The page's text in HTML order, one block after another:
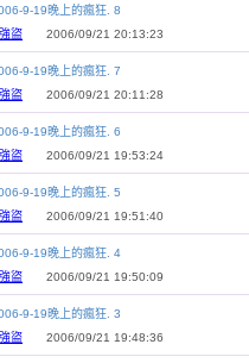
9-19晚上的瘋狂. 8
盜 2006/09/21 20:13:23
9-19晚上的瘋狂. 7
盜 2006/09/21 20:11:28
9-19晚上的瘋狂. 6
盜 2006/09/21 19:53:24
9-19晚上的瘋狂. 5
盜 2006/09/21 19:51:40
9-19晚上的瘋狂. 4
盜 2006/09/21 19:50:09
9-19晚上的瘋狂. 3
盜 2006/09/21 19:48:36